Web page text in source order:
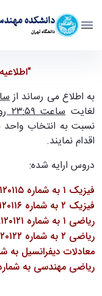
دانشکده
دانشگاه تهران
مهندسی برق و
به اطلاع می رساند ازساعت ۸
لغایتساعت ۲۳:۵۹ روز چهارشنبه مورخ ۰۵/‏۰۴/‏۱۴۰۲
نسبت به انتخاب
اقدام نمایند.
دروس ارایه شده:
فیزیک ۱ به شماره ۸۱۲۰۱۱۵
فیزیک ۲ به شماره ۸۱۲۰۱۱۶
ریاضی ۱ به شماره ۸۱۲۰۱۲۱
ریاضی ۲ به شماره ۸۱۲۰۱۲۲
معادلات دیفرانسیل به شماره
ریاضی مهندسی به شماره